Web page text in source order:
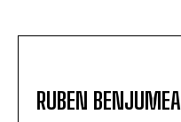
RUBEN BENJUMEA